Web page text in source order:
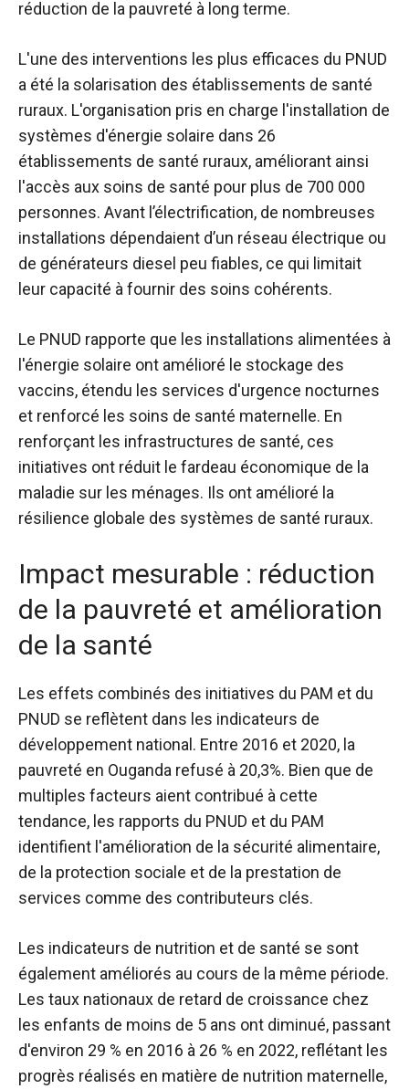
réduction de la pauvreté à long terme.
L'une des interventions les plus efficaces du PNUD
a été la solarisation des établissements de santé
ruraux. L'organisation pris en charge l'installation de
systèmes d'énergie solaire dans 26
établissements de santé ruraux, améliorant ainsi
l'accès aux soins de santé pour plus de 700 000
personnes. Avant l’électrification, de nombreuses
installations dépendaient d’un réseau électrique ou
de générateurs diesel peu fiables, ce qui limitait
leur capacité à fournir des soins cohérents.
Le PNUD rapporte que les installations alimentées à
l'énergie solaire ont amélioré le stockage des
vaccins, étendu les services d'urgence nocturnes
et renforcé les soins de santé maternelle. En
renforçant les infrastructures de santé, ces
initiatives ont réduit le fardeau économique de la
maladie sur les ménages. Ils ont amélioré la
résilience globale des systèmes de santé ruraux.
Impact mesurable : réduction
de la pauvreté et amélioration
de la santé
Les effets combinés des initiatives du PAM et du
PNUD se reflètent dans les indicateurs de
développement national. Entre 2016 et 2020, la
pauvreté en Ouganda refusé à 20,3%. Bien que de
multiples facteurs aient contribué à cette
tendance, les rapports du PNUD et du PAM
identifient l'amélioration de la sécurité alimentaire,
de la protection sociale et de la prestation de
services comme des contributeurs clés.
Les indicateurs de nutrition et de santé se sont
également améliorés au cours de la même période.
Les taux nationaux de retard de croissance chez
les enfants de moins de 5 ans ont diminué, passant
d'environ 29 % en 2016 à 26 % en 2022, reflétant les
progrès réalisés en matière de nutrition maternelle,